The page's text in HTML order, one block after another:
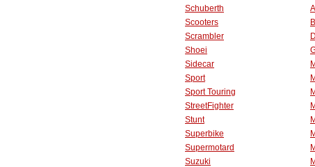
Schuberth
Scooters
Scrambler
Shoei
Sidecar
Sport
Sport Touring
StreetFighter
Stunt
Superbike
Supermotard
Suzuki